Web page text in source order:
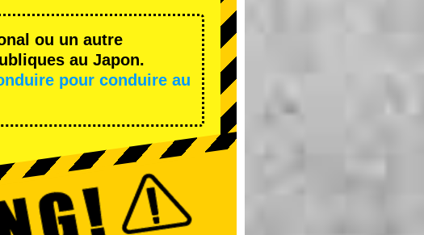
ou un autre
au Japon.
pour conduire au